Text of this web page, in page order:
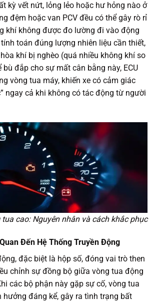
kỳ vết nứt, lỏng lẻo hoặc hư hỏng nào ở
đệm hoặc van PCV đều có thể gây rò rỉ
khí không được đo lường đi vào động
tính toán đúng lượng nhiên liệu cần thiết,
khí bị nghèo (quá nhiều không khí so
đắp cho sự mất cân bằng này, ECU
vòng tua máy, khiến xe có cảm giác
ngay cả khi không có tác động từ người
cao: Nguyên nhân và cách khắc phục
Đến Hệ Thống Truyền Động
đặc biệt là hộp số, đóng vai trò then
chỉnh sự đồng bộ giữa vòng tua động
các bộ phận này gặp sự cố, vòng tua
hưởng đáng kể, gây ra tình trạng bất